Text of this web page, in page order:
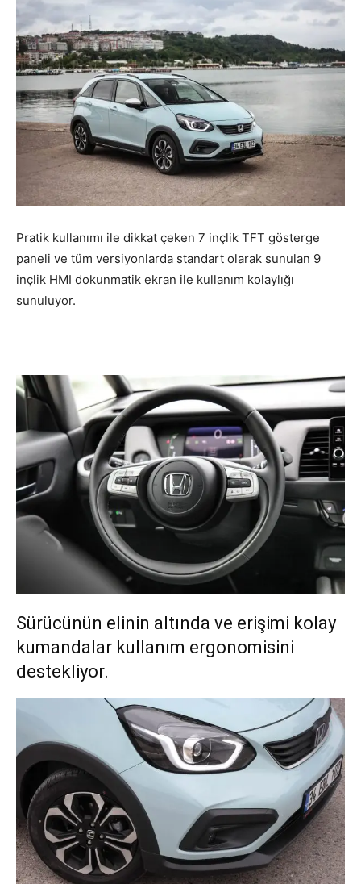
Pratik kullanımı ile dikkat çeken 7 inçlik TFT gösterge
paneli ve tüm versiyonlarda standart olarak sunulan 9
inçlik HMI dokunmatik ekran ile kullanım kolaylığı
sunuluyor.
Sürücünün elinin altında ve erişimi kolay
kumandalar kullanım ergonomisini
destekliyor.